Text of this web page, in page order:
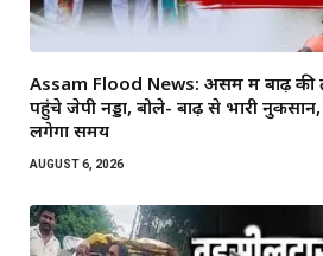
Assam Flood News: असम में बाढ़ की
पहुंचे जेपी नड्डा, बोले- बाढ़ से भारी
लगेगा समय
AUGUST 6, 2026